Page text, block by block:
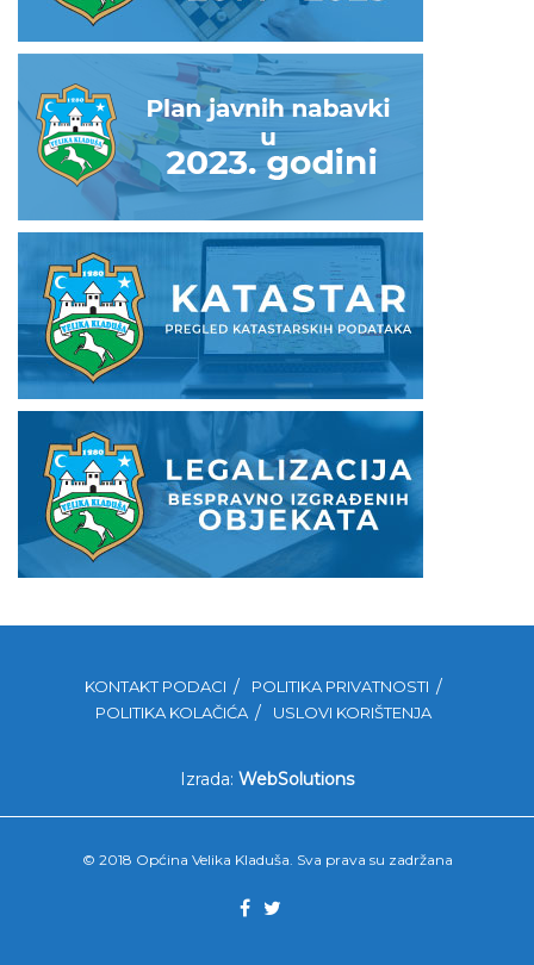
KONTAKT PODACI
POLITIKA PRIVATNOSTI
POLITIKA KOLAČIĆA
USLOVI KORIŠTENJA
Izrada: WebSolutions
© 2018 Općina Velika Kladuša. Sva prava su zadržana